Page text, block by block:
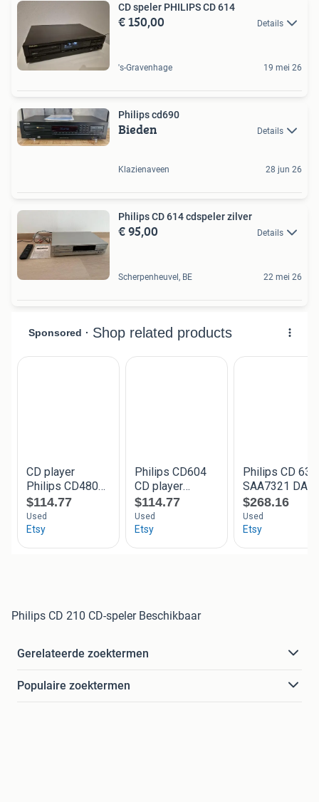
CD speler PHILIPS CD 614
€ 150,00 Details
's-Gravenhage 19 mei 26
Philips cd690
Bieden Details
Klazienaveen 28 jun 26
Philips CD 614 cdspeler zilver
€ 95,00 Details
Scherpenheuvel, BE 22 mei 26
Philips CD 210 CD-speler Beschikbaar
Gerelateerde zoektermen
Populaire zoektermen